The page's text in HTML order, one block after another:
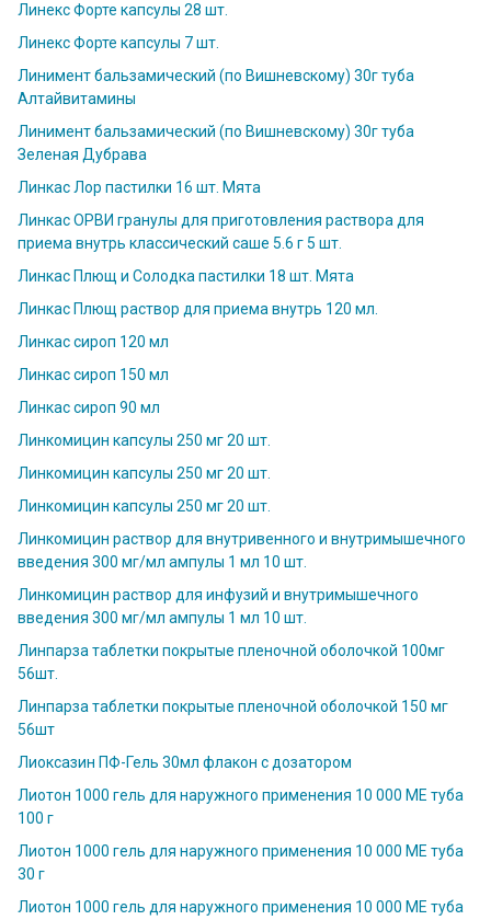
Линекс Форте капсулы 28 шт.
Линекс Форте капсулы 7 шт.
Линимент бальзамический (по Вишневскому) 30г туба
Алтайвитамины
Линимент бальзамический (по Вишневскому) 30г туба
Зеленая Дубрава
Линкас Лор пастилки 16 шт. Мята
Линкас ОРВИ гранулы для приготовления раствора для
приема внутрь классический саше 5.6 г 5 шт.
Линкас Плющ и Солодка пастилки 18 шт. Мята
Линкас Плющ раствор для приема внутрь 120 мл.
Линкас сироп 120 мл
Линкас сироп 150 мл
Линкас сироп 90 мл
Линкомицин капсулы 250 мг 20 шт.
Линкомицин капсулы 250 мг 20 шт.
Линкомицин капсулы 250 мг 20 шт.
Линкомицин раствор для внутривенного и внутримышечного
введения 300 мг/мл ампулы 1 мл 10 шт.
Линкомицин раствор для инфузий и внутримышечного
введения 300 мг/мл ампулы 1 мл 10 шт.
Линпарза таблетки покрытые пленочной оболочкой 100мг
56шт.
Линпарза таблетки покрытые пленочной оболочкой 150 мг
56шт
Лиоксазин ПФ-Гель 30мл флакон с дозатором
Лиотон 1000 гель для наружного применения 10 000 МЕ туба
100 г
Лиотон 1000 гель для наружного применения 10 000 МЕ туба
30 г
Лиотон 1000 гель для наружного применения 10 000 МЕ туба